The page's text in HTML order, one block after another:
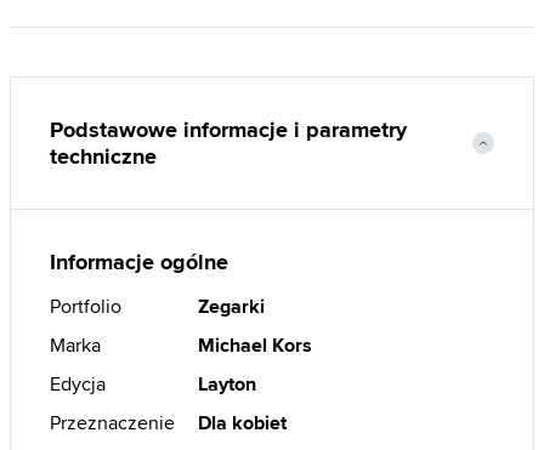
Podstawowe informacje i parametry
techniczne
Informacje ogólne
Portfolio
Zegarki
Marka
Michael Kors
Edycja
Layton
Przeznaczenie
Dla kobiet